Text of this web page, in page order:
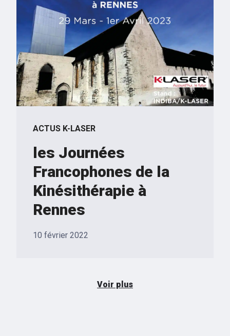
ACTUS K-LASER
les Journées
Francophones de la
Kinésithérapie à
Rennes
10 février 2022
Voir plus